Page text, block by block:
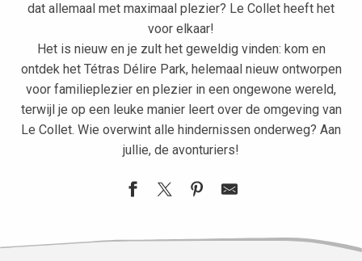
dat allemaal met maximaal plezier? Le Collet heeft het
voor elkaar!
Het is nieuw en je zult het geweldig vinden: kom en
ontdek het Tétras Délire Park, helemaal nieuw ontworpen
voor familieplezier en plezier in een ongewone wereld,
terwijl je op een leuke manier leert over de omgeving van
Le Collet. Wie overwint alle hindernissen onderweg? Aan
jullie, de avonturiers!